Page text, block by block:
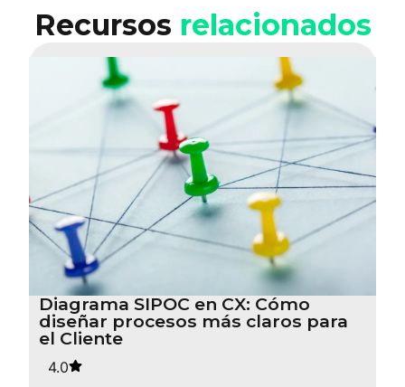
Recursos relacionados
Diagrama SIPOC en CX: Cómo
diseñar procesos más claros para
el Cliente
4.0